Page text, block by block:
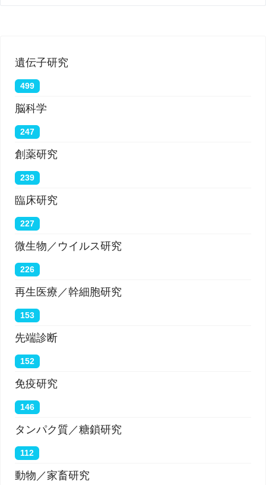
遺伝子研究
499
脳科学
247
創薬研究
239
臨床研究
227
微生物／ウイルス研究
226
再生医療／幹細胞研究
153
先端診断
152
免疫研究
146
タンパク質／糖鎖研究
112
動物／家畜研究